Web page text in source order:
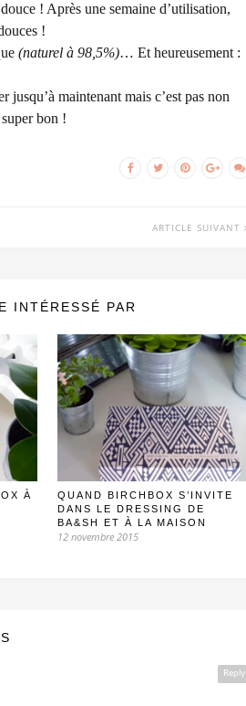
! Après une semaine d’utilisation,
!
(naturel à 98,5%)… Et heureusement :
maintenant mais c’est pas non
bon !
ARTICLE SUIVANT
INTÉRESSÉ PAR
À
QUAND BIRCHBOX S’INVITE
DANS LE DRESSING DE
BA&SH ET À LA MAISON
12 novembre 2015
Reply